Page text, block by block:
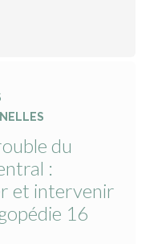
du
:
et intervenir
16